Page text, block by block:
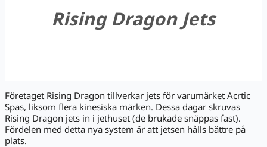
Rising Dragon Jets
Företaget Rising Dragon tillverkar jets för varumärket Acrtic
Spas, liksom flera kinesiska märken. Dessa dagar skruvas
Rising Dragon jets in i jethuset (de brukade snäppas fast).
Fördelen med detta nya system är att jetsen hålls bättre på
plats.